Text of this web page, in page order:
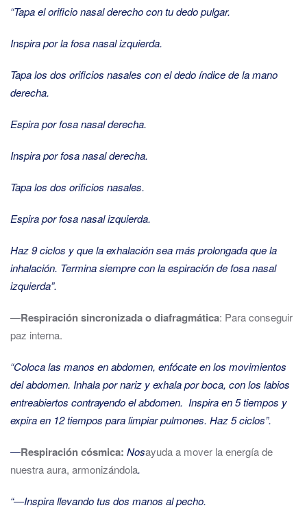
“Tapa el orificio nasal derecho con tu dedo pulgar.
Inspira por la fosa nasal izquierda.
Tapa los dos orificios nasales con el dedo índice de la mano
derecha.
Espira por fosa nasal derecha.
Inspira por fosa nasal derecha.
Tapa los dos orificios nasales.
Espira por fosa nasal izquierda.
Haz 9 ciclos y que la exhalación sea más prolongada que la
inhalación. Termina siempre con la espiración de fosa nasal
izquierda”.
―Respiración sincronizada o diafragmática: Para conseguir
paz interna.
“Coloca las manos en abdomen, enfócate en los movimientos
del abdomen. Inhala por nariz y exhala por boca, con los labios
entreabiertos contrayendo el abdomen. Inspira en 5 tiempos y
expira en 12 tiempos para limpiar pulmones. Haz 5 ciclos”.
―Respiración cósmica: Nosayuda a mover la energía de
nuestra aura, armonizándola.
“―Inspira llevando tus dos manos al pecho.